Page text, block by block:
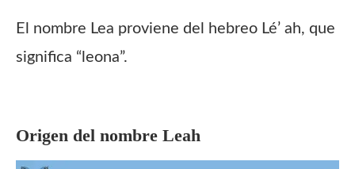
El nombre Lea proviene del hebreo Lé’ ah, que
significa “leona”.
Origen del nombre Leah